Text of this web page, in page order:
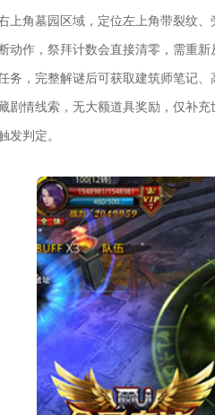
上角墓园区域，定位左上角带裂纹
动作，祭拜计数会直接清零，需重
务，完整解谜后可获取建筑师笔记
剧情线索，无大额道具奖励，仅补
发判定。